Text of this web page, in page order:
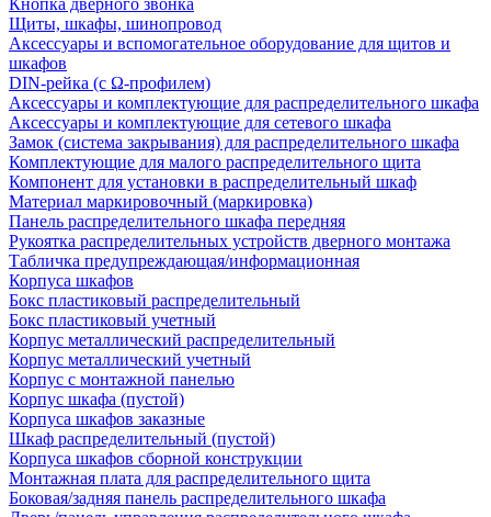
Кнопка дверного звонка
Щиты, шкафы, шинопровод
Аксессуары и вспомогательное оборудование для щитов и
шкафов
DIN-рейка (с Ω-профилем)
Аксессуары и комплектующие для распределительного шкафа
Аксессуары и комплектующие для сетевого шкафа
Замок (система закрывания) для распределительного шкафа
Комплектующие для малого распределительного щита
Компонент для установки в распределительный шкаф
Материал маркировочный (маркировка)
Панель распределительного шкафа передняя
Рукоятка распределительных устройств дверного монтажа
Табличка предупреждающая/информационная
Корпуса шкафов
Бокс пластиковый распределительный
Бокс пластиковый учетный
Корпус металлический распределительный
Корпус металлический учетный
Корпус с монтажной панелью
Корпус шкафа (пустой)
Корпуса шкафов заказные
Шкаф распределительный (пустой)
Корпуса шкафов сборной конструкции
Монтажная плата для распределительного щита
Боковая/задняя панель распределительного шкафа